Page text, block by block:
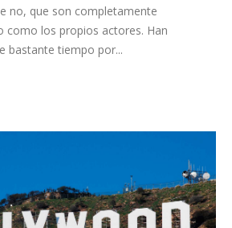
no, que son completamente
como los propios actores. Han
bastante tiempo por...